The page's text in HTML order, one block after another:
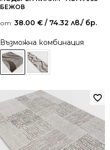
БЕЖОВ
от: 38.00 € / 74.32 лв./ бр.
Възможна комбинация